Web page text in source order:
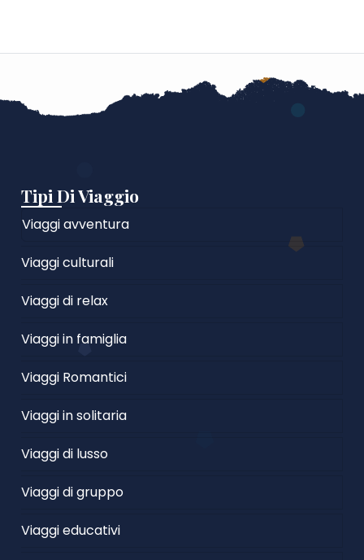
Tipi Di Viaggio
Viaggi avventura
Viaggi culturali
Viaggi di relax
Viaggi in famiglia
Viaggi Romantici
Viaggi in solitaria
Viaggi di lusso
Viaggi di gruppo
Viaggi educativi